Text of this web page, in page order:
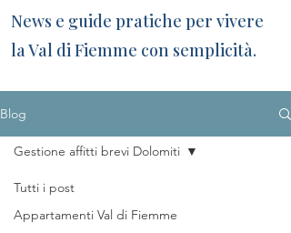
News e guide pratiche per vivere
la Val di Fiemme con semplicità.
Blog
Tutti i post
Appartamenti Val di Fiemme
Gestione affitti brevi Dolomiti